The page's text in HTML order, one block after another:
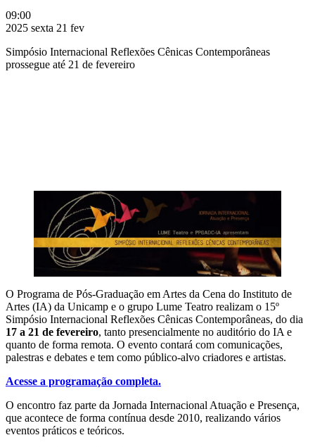
09:00
2025 sexta 21 fev
Simpósio Internacional Reflexões Cênicas Contemporâneas
prossegue até 21 de fevereiro
O Programa de Pós-Graduação em Artes da Cena do Instituto de
Artes (IA) da Unicamp e o grupo Lume Teatro realizam o 15º
Simpósio Internacional Reflexões Cênicas Contemporâneas, do dia
17 a 21 de fevereiro, tanto presencialmente no auditório do IA e
quanto de forma remota. O evento contará com comunicações,
palestras e debates e tem como público-alvo criadores e artistas.
Acesse a programação completa.
O encontro faz parte da Jornada Internacional Atuação e Presença,
que acontece de forma contínua desde 2010, realizando vários
eventos práticos e teóricos.